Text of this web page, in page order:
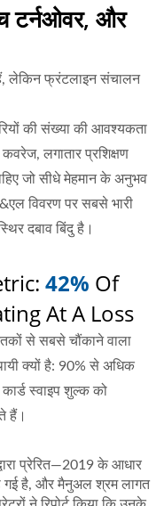
टर्नओवर, और
हैं, लेकिन फ्रंटलाइन संचालन
की संख्या की आवश्यकता
कवरेज, लगातार प्रशिक्षण
जो सीधे मेहमान के अनुभव
विवरण पर सबसे भारी
दबाव बिंदु है।
42% Of
At A Loss
से सबसे चौंकाने वाला
क्यों है: 90% से अधिक
स्वाइप शुल्क को
हैं।
प्रेरित—2019 के आधार
गई है, और मैनुअल श्रम लागत